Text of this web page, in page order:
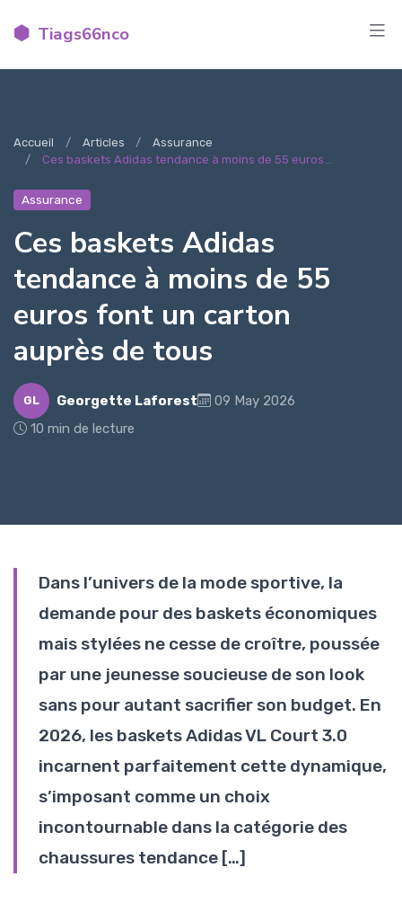
Tiags66nco
Accueil Articles
Assurance
Ces baskets Adidas tendance à moins de 55 euros...
Assurance
Ces baskets Adidas
tendance à moins de 55
euros font un carton
auprès de tous
GL Georgette Laforest
09 May 2026
10 min de lecture
Dans l’univers de la mode sportive, la
demande pour des baskets économiques
mais stylées ne cesse de croître, poussée
par une jeunesse soucieuse de son look
sans pour autant sacrifier son budget. En
2026, les baskets Adidas VL Court 3.0
incarnent parfaitement cette dynamique,
s’imposant comme un choix
incontournable dans la catégorie des
chaussures tendance […]